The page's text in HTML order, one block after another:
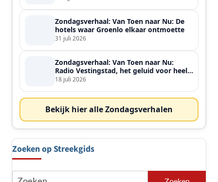
Zondagsverhaal: Van Toen naar Nu: De
hotels waar Groenlo elkaar ontmoette
31 juli 2026
Zondagsverhaal: Van Toen naar Nu:
Radio Vestingstad, het geluid voor heel
de streek
18 juli 2026
Bekijk hier alle Zondagsverhalen
Zoeken op Streekgids
Zoeken